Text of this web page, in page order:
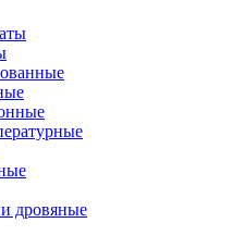
дровяные